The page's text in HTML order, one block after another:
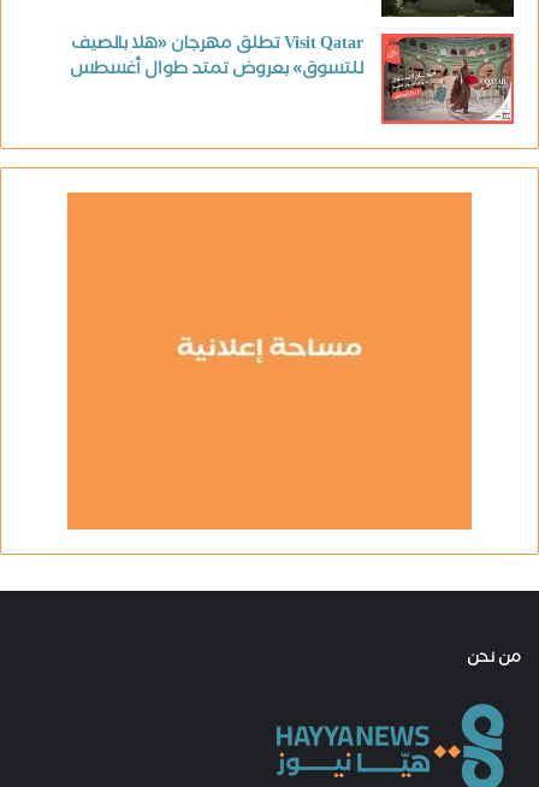
Visit Qatar تطلق مهرجان «هلا بالصيف
للتسوق» بعروض تمتد طوال أغسطس
من نحن